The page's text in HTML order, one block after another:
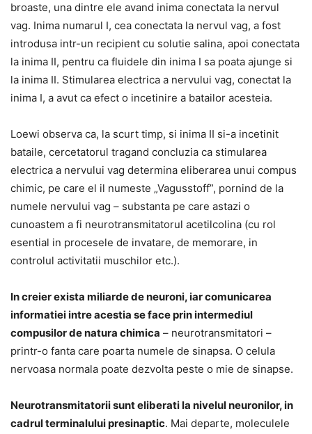
broaste, una dintre ele avand inima conectata la nervul
vag. Inima numarul I, cea conectata la nervul vag, a fost
introdusa intr-un recipient cu solutie salina, apoi conectata
la inima II, pentru ca fluidele din inima I sa poata ajunge si
la inima II. Stimularea electrica a nervului vag, conectat la
inima I, a avut ca efect o incetinire a batailor acesteia.
Loewi observa ca, la scurt timp, si inima II si-a incetinit
bataile, cercetatorul tragand concluzia ca stimularea
electrica a nervului vag determina eliberarea unui compus
chimic, pe care el il numeste „Vagusstoff”, pornind de la
numele nervului vag – substanta pe care astazi o
cunoastem a fi neurotransmitatorul acetilcolina (cu rol
esential in procesele de invatare, de memorare, in
controlul activitatii muschilor etc.).
In creier exista miliarde de neuroni, iar comunicarea
informatiei intre acestia se face prin intermediul
compusilor de natura chimica – neurotransmitatori –
printr-o fanta care poarta numele de sinapsa. O celula
nervoasa normala poate dezvolta peste o mie de sinapse.
Neurotransmitatorii sunt eliberati la nivelul neuronilor, in
cadrul terminalului presinaptic. Mai departe, moleculele